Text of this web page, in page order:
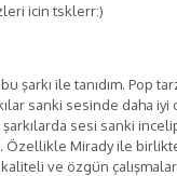
icin tsklerr:)
şarkı ile tanıdım. Pop
sanki sesinde daha
şarkılarda sesi sanki
Özellikle Mirady ile birlikte
ve özgün